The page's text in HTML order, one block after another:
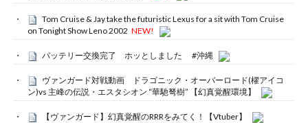
Tom Cruise & Jay take the futuristic Lexus for a sit with Tom Cruise
on Tonight Show Leno 2002 NEW!
バッテリー交換完了 ホッとしました #沖縄
ヴァンガード対戦動画 ドラゴニック・オーバーロード(櫂アイコ
ン)vs 主峰の伝説・エスタシオン “華馳弩樹” 【幻真覚醒環境】
【ヴァンガード】幻真覚醒のRRRをみてく！【Vtuber】